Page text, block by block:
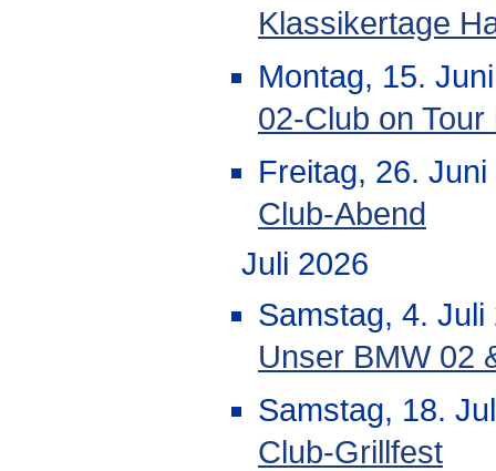
Klassikertage
Montag, 15.
02-Club on
Freitag, 26.
Club-Abend
Juli 2026
Samstag, 4.
Unser BMW 02
Samstag, 18.
Club-Grillfest